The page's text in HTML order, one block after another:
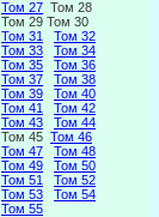
Том 27 Том 28
Том 29 Том 30
Том 31
Том 32
Том 33
Том 34
Том 35
Том 36
Том 37
Том 38
Том 39
Том 40
Том 41
Том 42
Том 43
Том 44
Том 45 Том 46
Том 47
Том 48
Том 49
Том 50
Том 51
Том 52
Том 53
Том 54
Том 55